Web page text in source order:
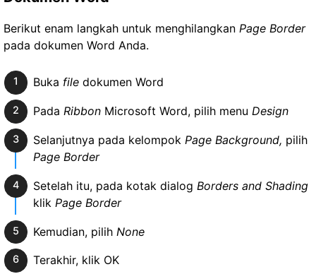
Berikut enam langkah untuk menghilangkan Page Border
pada dokumen Word Anda.
Buka filedokumen Word
Pada RibbonMicrosoft Word, pilih menu Design
Selanjutnya pada kelompok Page Background, pilih
Page Border
Setelah itu, pada kotak dialog Borders and Shading
klik Page Border
Kemudian, pilih None
Terakhir, klik OK